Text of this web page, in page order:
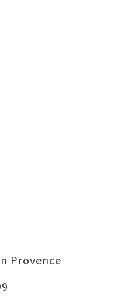
Provence